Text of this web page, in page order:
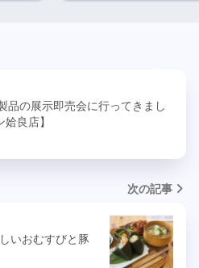
品の展示即売会に行ってきまし
良店】
次の記事
いおむすびと豚